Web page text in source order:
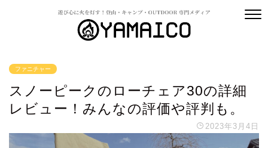
ファニチャー
スノーピークのローチェア30の詳細
レビュー！みんなの評価や評判も。
2023年3月4日